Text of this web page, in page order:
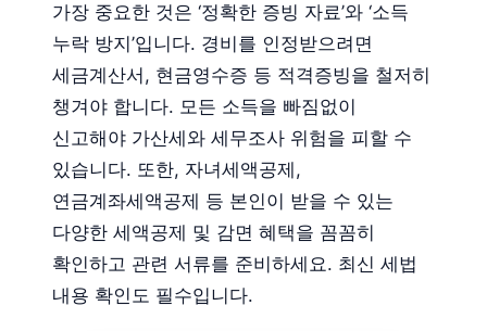
가장 중요한 것은 ‘정확한 증빙 자료’와 ‘소득
누락 방지’입니다. 경비를 인정받으려면
세금계산서, 현금영수증 등 적격증빙을 철저히
챙겨야 합니다. 모든 소득을 빠짐없이
신고해야 가산세와 세무조사 위험을 피할 수
있습니다. 또한, 자녀세액공제,
연금계좌세액공제 등 본인이 받을 수 있는
다양한 세액공제 및 감면 혜택을 꼼꼼히
확인하고 관련 서류를 준비하세요. 최신 세법
내용 확인도 필수입니다.